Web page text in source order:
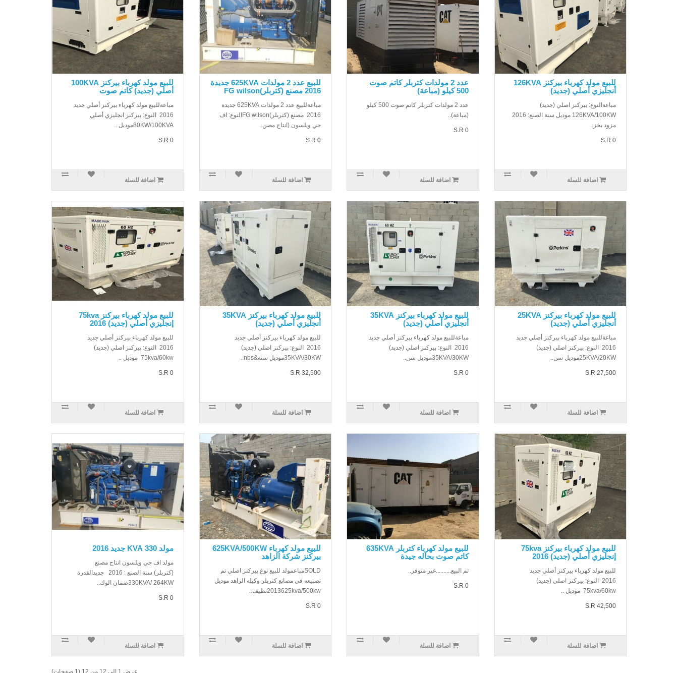
للبيع مولد كهرباء بيركنز 126KVA
أنجليزي أصلي (جديد)
مباعةالنوع: بيركنز اصلي (جديد)
مزود بخز..
S.R 0
اضافة للسلة
عدد 2 مولدات كتربلر كاتم صوت
500 كيلو (مباعة)
عدد 2 مولدات كتربلر كاتم صوت 500 كيلو
(مباعة)..
S.R 0
اضافة للسلة
للبيع عدد 2 مولدات 625KVA جديدة
2016 مصنع (كتربلر)FG wilson
مباعةللبيع عدد 2 مولدات 625KVA جديدة
2016 مصنع (كتربلر)FG wilsonالنوع: اف
جي ويلسون (انتاج مصن..
S.R 0
اضافة للسلة
للبيع مولد كهرباء بيركنز 100KVA
أصلي (جديد) كاتم صوت
مباعةللبيع مولد كهرباء بيركنز أصلي جديد
2016 النوع: بيركنز انجليزي أصلي
80KW/100KVAموديل ..
S.R 0
اضافة للسلة
للبيع مولد كهرباء بيركنز 25KVA
أنجليزي أصلي (جديد)
مباعةللبيع مولد كهرباء بيركنز أصلي جديد
2016 النوع: بيركنز اصلي (جديد)
25KVA/20KWموديل سن..
S.R 27,500
اضافة للسلة
للبيع مولد كهرباء بيركنز 35KVA
أنجليزي أصلي (جديد)
مباعةللبيع مولد كهرباء بيركنز أصلي جديد
2016 النوع: بيركنز اصلي (جديد)
35KVA/30KWموديل سن..
S.R 0
اضافة للسلة
للبيع مولد كهرباء بيركنز 35KVA
أنجليزي أصلي (جديد)
للبيع مولد كهرباء بيركنز أصلي جديد
2016 النوع: بيركنز اصلي (جديد)
35KVA/30KWموديل سنة&nbs..
S.R 32,500
اضافة للسلة
للبيع مولد كهرباء بيركنز 75kva
إنجليزي أصلي (جديد) 2016
للبيع مولد كهرباء بيركنز أصلي جديد
2016 النوع: بيركنز اصلي (جديد)
75kva/60kw موديل ..
S.R 0
اضافة للسلة
للبيع مولد كهرباء بيركنز 75kva
إنجليزي أصلي (جديد) 2016
للبيع مولد كهرباء بيركنز أصلي جديد
2016 النوع: بيركنز اصلي (جديد)
75kva/60kw موديل ..
S.R 42,500
اضافة للسلة
للبيع مولد كهرباء كتربلر 635KVA
كاتم صوت بحاله جيدة
تم البيع..........غير متوفر..
S.R 0
اضافة للسلة
للييع مولد كهرباء 625KVA/500KW
بيركنز شركة الزاهد
SOLDمباعمولد للبيع نوع بيركنز اصلي تم
تصنيعه في مصانع كتربلر وكيله الزاهد موديل
2013625kva/500kwنظيف..
S.R 0
اضافة للسلة
مولد 330 KVA جديد 2016
مولد اف جي ويلسون انتاج مصنع
(كتربلر) سنة الصنع : 2016 جديدالقدرة
330KVA/ 264KWضمان الوك..
S.R 0
اضافة للسلة
عرض 1 الى 12 من 12 (1 صفحات)